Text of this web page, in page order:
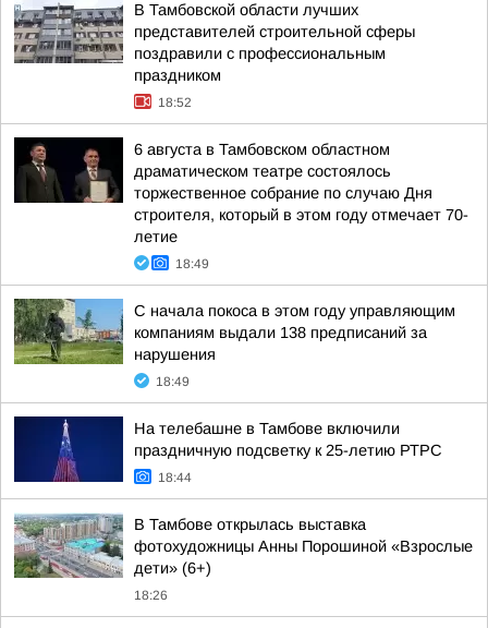
В Тамбовской области лучших
представителей строительной сферы
поздравили с профессиональным
праздником
18:52
6 августа в Тамбовском областном
драматическом театре состоялось
торжественное собрание по случаю Дня
строителя, который в этом году отмечает 70-
летие
18:49
С начала покоса в этом году управляющим
компаниям выдали 138 предписаний за
нарушения
18:49
На телебашне в Тамбове включили
праздничную подсветку к 25-летию РТРС
18:44
В Тамбове открылась выставка
фотохудожницы Анны Порошиной «Взрослые
дети» (6+)
18:26